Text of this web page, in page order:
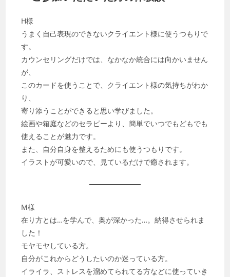
H様
うまく自己表現のできないクライエント様に使うつもりで
す。
カウンセリングだけでは、なかなか統合には向かいません
が、
このカードを使うことで、クライエント様の気持ちがわか
り、
寄り添うことができると思い学びました。
絵画や箱庭などのセラピーより、簡単でいつでもどもでも
使えることが魅力です。
また、自分自身を整えるためにも使うつもりです。
イラストが可愛いので、見ているだけで癒されます。
M様
在り方とは…を学んで、奥が深かった…。納得させられま
した！
モヤモヤしている方。
自分がこれからどうしたいのか迷っている方。
イライラ、ストレスを溜めてられてる方などに使っていき